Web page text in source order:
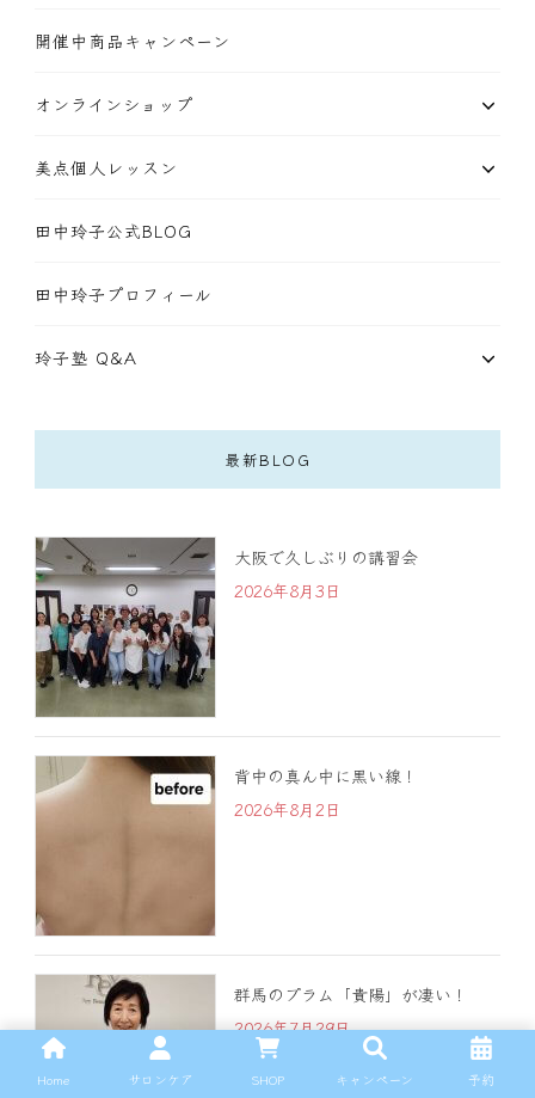
開催中商品キャンペーン
オンラインショップ
美点個人レッスン
田中玲子公式BLOG
田中玲子プロフィール
玲子塾 Q&A
最新BLOG
大阪で久しぶりの講習会
2026年8月3日
背中の真ん中に黒い線！
2026年8月2日
群馬のプラム「貴陽」が凄い！
2026年7月29日
Home サロンケア SHOP キャンペーン 予約